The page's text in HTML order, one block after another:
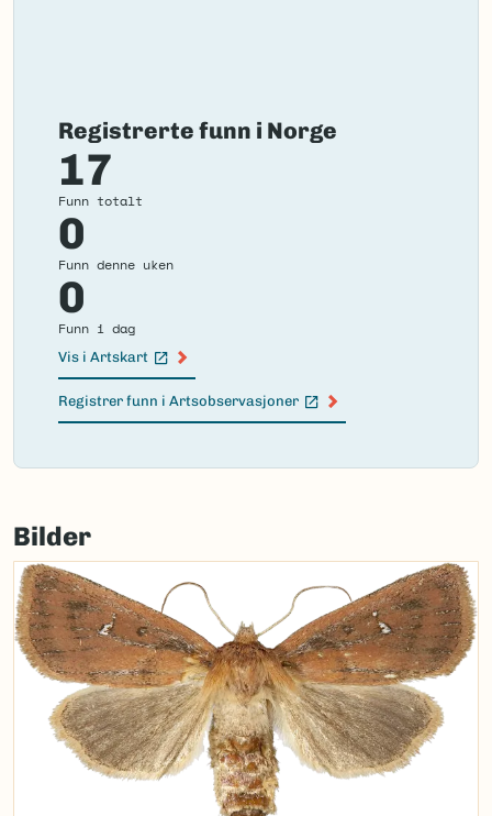
Registrerte funn i Norge
17
Funn totalt
0
Funn denne uken
0
Funn i dag
Vis i Artskart
(Ekstern lenke)
Registrer funn i Artsobservasjoner
(Ekstern lenke)
Failed
load
map.
Bilder